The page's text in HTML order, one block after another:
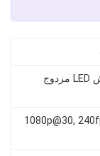
1080p@30,